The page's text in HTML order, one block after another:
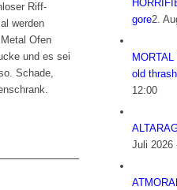
Riff-
werden
Ofen
und es sei
Schade,
gore2.
old thrash
12:00
Juli 2026